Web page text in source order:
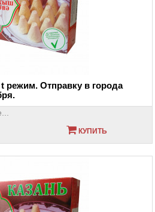
режим. Отправку в города
КУПИТЬ